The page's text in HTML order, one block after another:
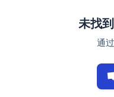
未找
通